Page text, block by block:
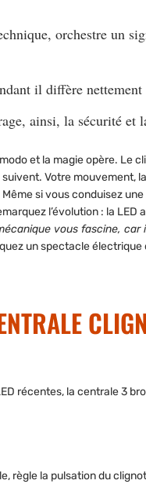
orchestre un
il diffère
ainsi, la sécurité
et la magie opère. Le
suivent. Votre mouvement,
si vous conduisez
l’évolution : la LED
vous fascine,
un spectacle
récentes, la centrale 3
règle la pulsation du